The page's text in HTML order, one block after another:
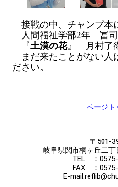
接戦の中、チャンプ本
人間福祉学部2年 冨
『土漠の花』 月村了
まだ来たことがない人
ださい。
ページト
〒501-
岐阜県関市桐ヶ丘二
TEL ：0575-
FAX ：
E-